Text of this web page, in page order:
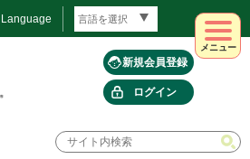
新規会員登録
ログイン
メニュー